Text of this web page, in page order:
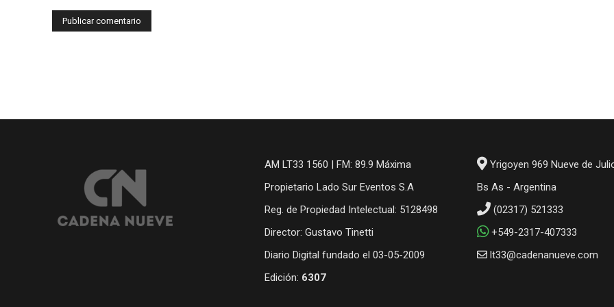
AM LT33 1560 | FM: 89.9 Máxima
Propietario Lado Sur Eventos S.A
Reg. de Propiedad Intelectual: 5128498
Director: Gustavo Tinetti
Diario Digital fundado el 03-05-2009
Edición: 6307
Yrigoyen 969 Nueve de
Bs As - Argentina
(02317) 521333
+549-2317-407333
lt33@cadenanueve.com